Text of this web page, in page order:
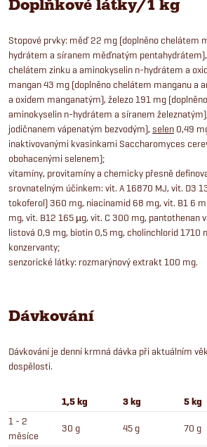
Doplňkové látky/1 kg
Stopové prvky: měď 22 mg (doplněno chelátem
hydrátem a síranem měďnatým
chelátem zinku a aminokyselin n-hydrátem a
mangan 43 mg (doplněno chelátem manganu a
a oxidem manganatým), železo 191 mg
aminokyselin n-hydrátem a síranem
jodičnanem vápenatým bezvodým), selen 0,49
inaktivovanými kvasinkami Saccharomyces
obohacenými selenem);
vitamíny, provitamíny a chemicky přesně
srovnatelným účinkem: vit. A 16870 MJ, vit. D3
tokoferol) 360 mg, niacinamid 68 mg, vit. B1 6
mg, vit. B12 165 µg, vit. C 300 mg, pantothenan
listová 0,9 mg, biotin 0,5 mg, cholinchlorid 1710
konzervanty;
senzorické látky: rozmarýnový extrakt 100 mg.
Dávkování
Dávkování je denní krmná dávka při aktuálním
dospělosti.
1,5 kg 3 kg 5 kg
1 - 2
měsíce
30 g 45 g 70 g